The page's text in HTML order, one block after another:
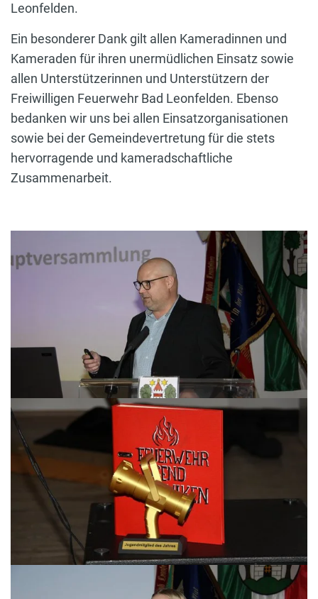
Leonfelden.
Ein besonderer Dank gilt allen Kameradinnen und
Kameraden für ihren unermüdlichen Einsatz sowie
allen Unterstützerinnen und Unterstützern der
Freiwilligen Feuerwehr Bad Leonfelden. Ebenso
bedanken wir uns bei allen Einsatzorganisationen
sowie bei der Gemeindevertretung für die stets
hervorragende und kameradschaftliche
Zusammenarbeit.